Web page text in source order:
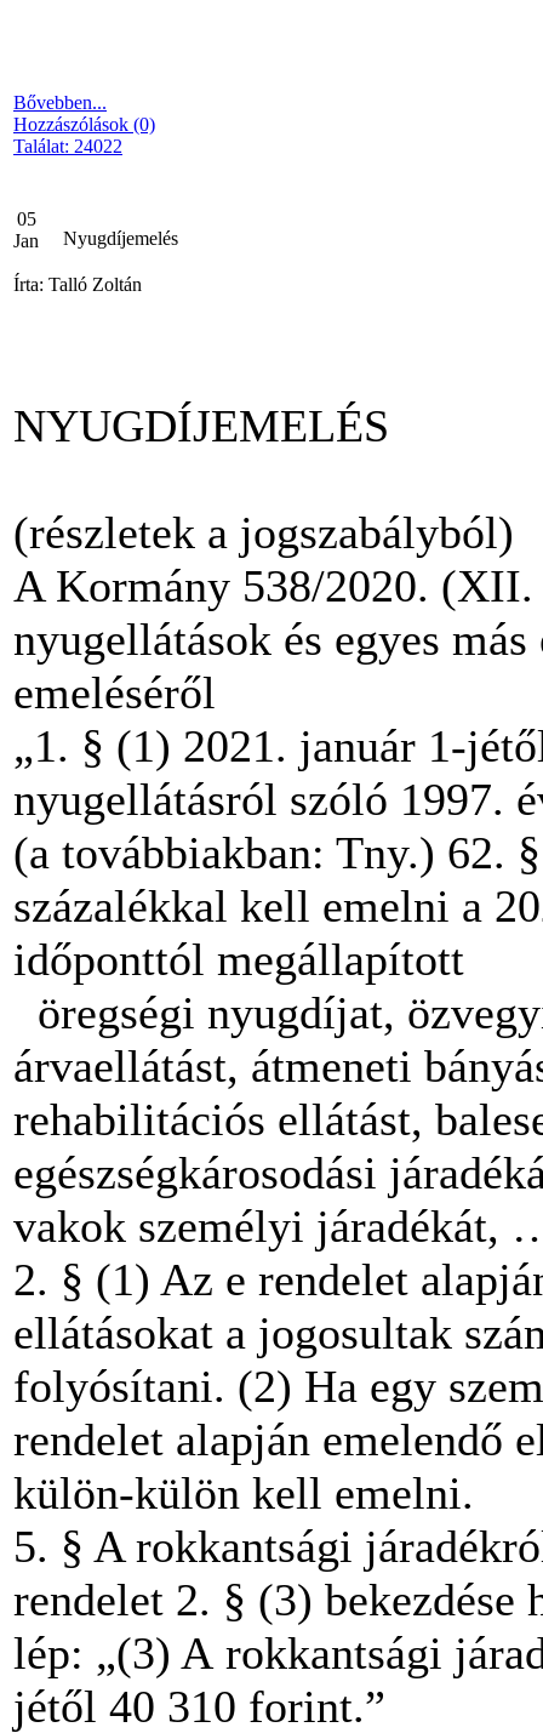
Bővebben...
Hozzászólások (0)
Találat: 24022
05
Jan
Nyugdíjemelés
Írta: Talló Zoltán
NYUGDÍJEMELÉS
(részletek a jogszabályból)
A Kormány 538/2020.
nyugellátások és egyes
emeléséről
„1. § (1) 2021. január 1-
nyugellátásról szóló 1997.
(a továbbiakban: Tny.) 62.
százalékkal kell emelni a
időponttól megállapított
öregségi nyugdíjat,
árvaellátást, átmeneti
rehabilitációs ellátást,
egészségkárosodási
vakok személyi járadékát,
2. § (1) Az e rendelet
ellátásokat a jogosultak
folyósítani. (2) Ha egy
rendelet alapján emelendő
külön-külön kell emelni.
5. § A rokkantsági
rendelet 2. § (3) bekezdése
lép: „(3) A rokkantsági
jétől 40 310 forint.”